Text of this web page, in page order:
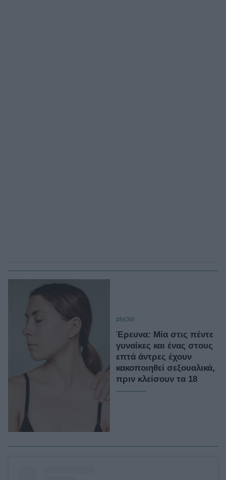
#NOW
Έρευνα: Μία στις πέντε
γυναίκες και ένας στους
επτά άντρες έχουν
κακοποιηθεί σεξουαλικά,
πριν κλείσουν τα 18